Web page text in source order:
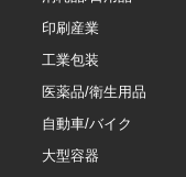
印刷産業
工業包装
医薬品/衛生用品
自動車/バイク
大型容器